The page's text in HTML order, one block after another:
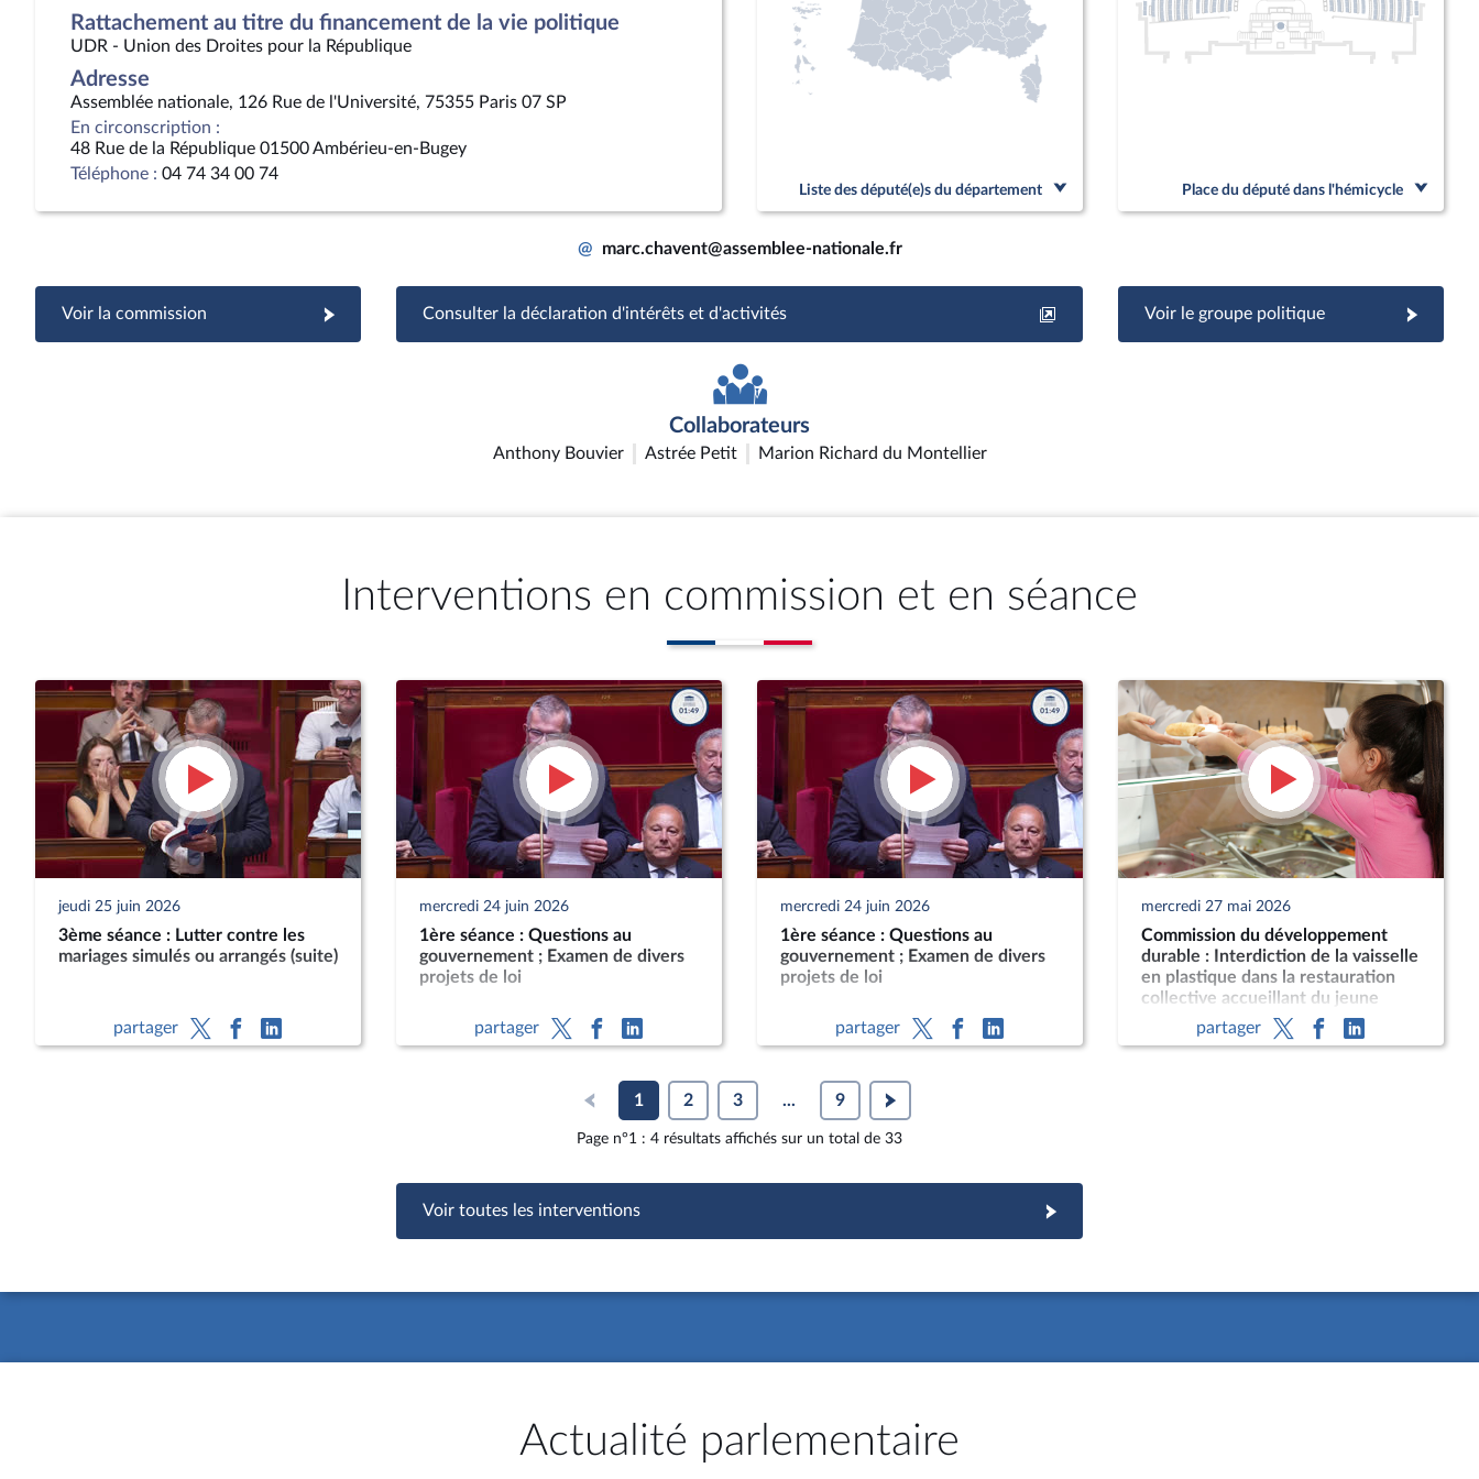
Rattachement au titre du financement de la vie politique
UDR - Union des Droites pour la République
Adresse
Assemblée nationale, 126 Rue de l'Université, 75355 Paris 07 SP
En circonscription :
48 Rue de la République 01500 Ambérieu-en-Bugey
Téléphone : 04 74 34 00 74
Liste des député(e)s du département Place du député dans l'hémicycle
@ marc.chavent@assemblee-nationale.fr
Voir la commission Consulter la déclaration d'intérêts et d'activités Voir le groupe politique
Collaborateurs
Anthony Bouvier Astrée Petit Marion Richard du Montellier
Interventions en commission et en séance
jeudi 25 juin 2026
3ème séance : Lutter contre les
mariages simulés ou arrangés (suite)
partager
mercredi 24 juin 2026
1ère séance : Questions au
gouvernement ; Examen de divers
projets de loi
partager
mercredi 24 juin 2026
1ère séance : Questions au
gouvernement ; Examen de divers
projets de loi
partager
mercredi 27 mai 2026
Commission du développement
durable : Interdiction de la vaisselle
en plastique dans la restauration
collective accueillant du jeune
public et liée à la petite enfance
partager
1 2 3 ... 9
Page n°1 : 4 résultats affichés sur un total de 33
Voir toutes les interventions
Actualité parlementaire